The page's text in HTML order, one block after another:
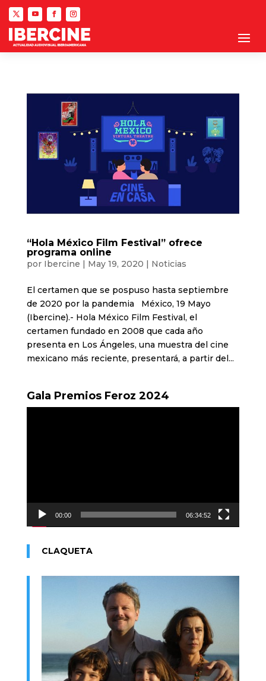
“Hola México Film Festival” ofrece
programa online
por Ibercine | May 19, 2020 | Noticias
El certamen que se pospuso hasta septiembre
de 2020 por la pandemia México, 19 Mayo
(Ibercine).- Hola México Film Festival, el
certamen fundado en 2008 que cada año
presenta en Los Ángeles, una muestra del cine
mexicano más reciente, presentará, a partir del...
Gala Premios Feroz 2024
00:00 06:34:52
CLAQUETA